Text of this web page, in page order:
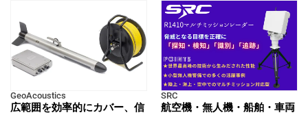
GeoAcoustics
広範囲を効率的にカバー、信
SRC
航空機・無人機・船舶・車両